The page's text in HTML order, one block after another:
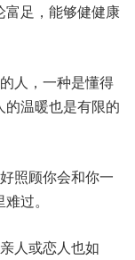
富足，能够健健康
人，一种是懂得
温暖也是有限的
照顾你会和你一
过。
人或恋人也如